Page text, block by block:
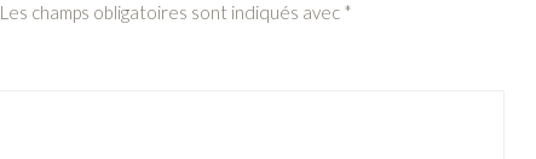
Les champs obligatoires sont indiqués avec *